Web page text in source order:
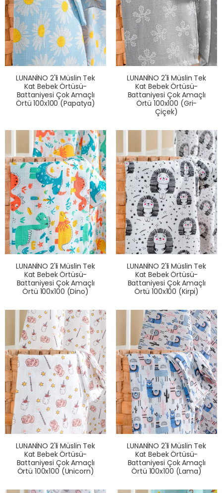
LUNANİNO 2'li Müslin Tek
Kat Bebek Örtüsü-
Battaniyesi Çok Amaçlı
Örtü 100x100 (Papatya)
LUNANİNO 2'li Müslin Tek
Kat Bebek Örtüsü-
Battaniyesi Çok Amaçlı
Örtü 100x100 (Gri-
Çiçek)
LUNANİNO 2'li Müslin Tek
Kat Bebek Örtüsü-
Battaniyesi Çok Amaçlı
Örtü 100x100 (Dino)
LUNANİNO 2'li Müslin Tek
Kat Bebek Örtüsü-
Battaniyesi Çok Amaçlı
Örtü 100x100 (Kirpi)
LUNANİNO 2'li Müslin Tek
Kat Bebek Örtüsü-
Battaniyesi Çok Amaçlı
Örtü 100x100 (Unicorn)
LUNANİNO 2'li Müslin Tek
Kat Bebek Örtüsü-
Battaniyesi Çok Amaçlı
Örtü 100x100 (Lama)